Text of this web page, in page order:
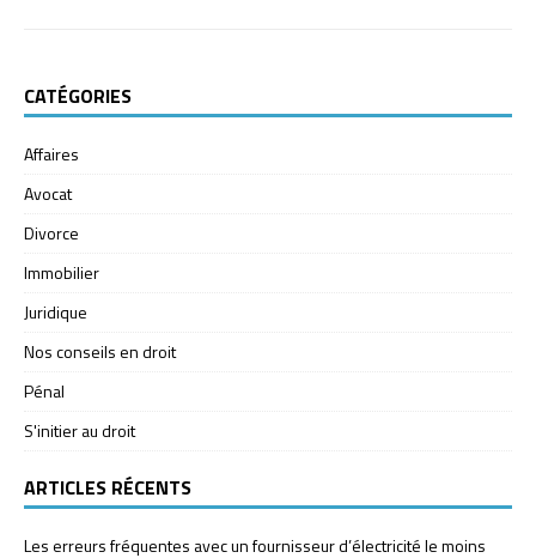
CATÉGORIES
Affaires
Avocat
Divorce
Immobilier
Juridique
Nos conseils en droit
Pénal
S'initier au droit
ARTICLES RÉCENTS
Les erreurs fréquentes avec un fournisseur d’électricité le moins